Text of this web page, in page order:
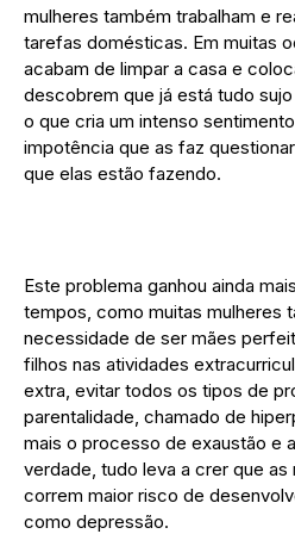
mulheres também trabalham e
tarefas domésticas. Em muitas
acabam de limpar a casa e
descobrem que já está tudo
o que cria um intenso
impotência que as faz
que elas estão fazendo.
Este problema ganhou ainda
tempos, como muitas mulheres
necessidade de ser mães
filhos nas atividades
extra, evitar todos os tipos de
parentalidade, chamado de
mais o processo de exaustão e
verdade, tudo leva a crer que
correm maior risco de
como depressão.